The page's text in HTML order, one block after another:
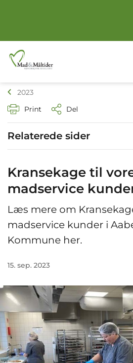
2023
Print
Del
Relaterede sider
Kransekage til
madservice
Læs mere om
madservice kunder i
Kommune her.
15. sep. 2023